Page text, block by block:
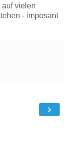
vielen
- imposant
›